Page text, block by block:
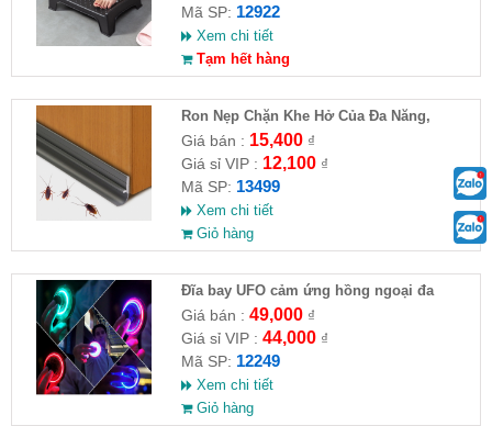
Mã SP: 12922
Xem chi tiết
Tạm hết hàng
Ron Nẹp Chặn Khe Hở Của Đa Năng,
Chống Côn Trùng( HĐ )
Giá bán : 15,400₫
Giá sỉ VIP : 12,100₫
Mã SP: 13499
Xem chi tiết
Giỏ hàng
Đĩa bay UFO cảm ứng hồng ngoại đa
chiều tự động bay về
Giá bán : 49,000₫
Giá sỉ VIP : 44,000₫
Mã SP: 12249
Xem chi tiết
Giỏ hàng